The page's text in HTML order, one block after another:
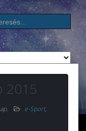
2015
. e-Sport,